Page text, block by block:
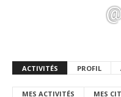
ACTIVITÉS PROFIL
MES ACTIVITÉS MES